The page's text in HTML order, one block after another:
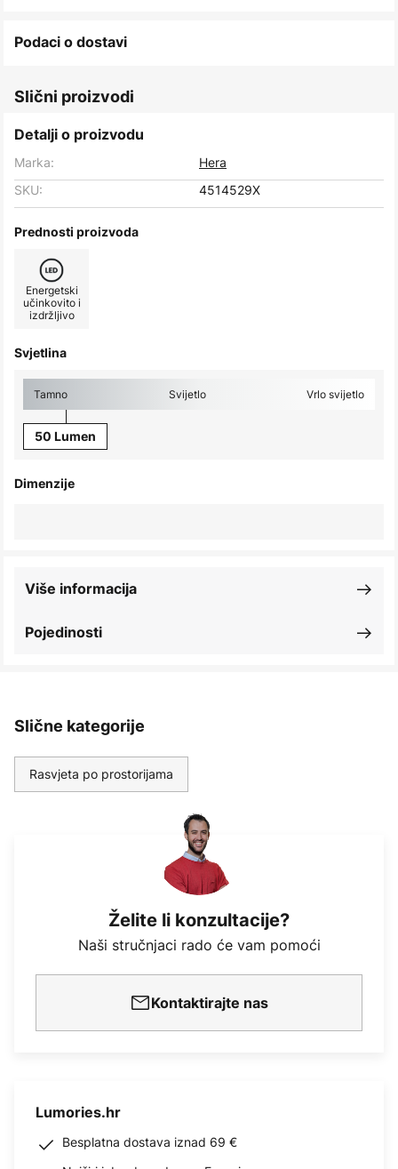
Podaci o dostavi
Slični proizvodi
Detalji o proizvodu
Marka:
Hera
SKU:
4514529X
Prednosti proizvoda
Energetski
učinkovito i
izdržljivo
Svjetlina
Tamno Svijetlo Vrlo svijetlo
50 Lumen
Dimenzije
Pojedinosti
Više informacija
Slične kategorije
Rasvjeta po prostorijama
Želite li konzultacije?
Naši stručnjaci rado će vam pomoći
Kontaktirajte nas
Lumories.hr
Besplatna dostava iznad 69 €